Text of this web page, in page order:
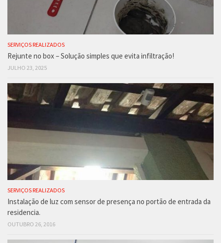
SERVIÇOS REALIZADOS
Rejunte no box – Solução simples que evita infiltração!
JULHO 23, 2025
SERVIÇOS REALIZADOS
Instalação de luz com sensor de presença no portão de entrada da
residencia.
OUTUBRO 26, 2016